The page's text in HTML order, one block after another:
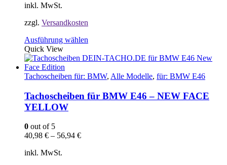
inkl. MwSt.
zzgl. Versandkosten
Ausführung wählen
weist
Varianten
Die
Optionen
Quick View
Tachoscheiben für: BMW, Alle Modelle, für: BMW E46
Tachoscheiben für BMW E46 – NEW FACE
YELLOW
0 out of 5
40,98 € – 56,94 €
inkl. MwSt.